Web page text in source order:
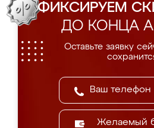
ФИКСИРУЕМ
ДО КОНЦА
Оставьте заявку
Желаемый